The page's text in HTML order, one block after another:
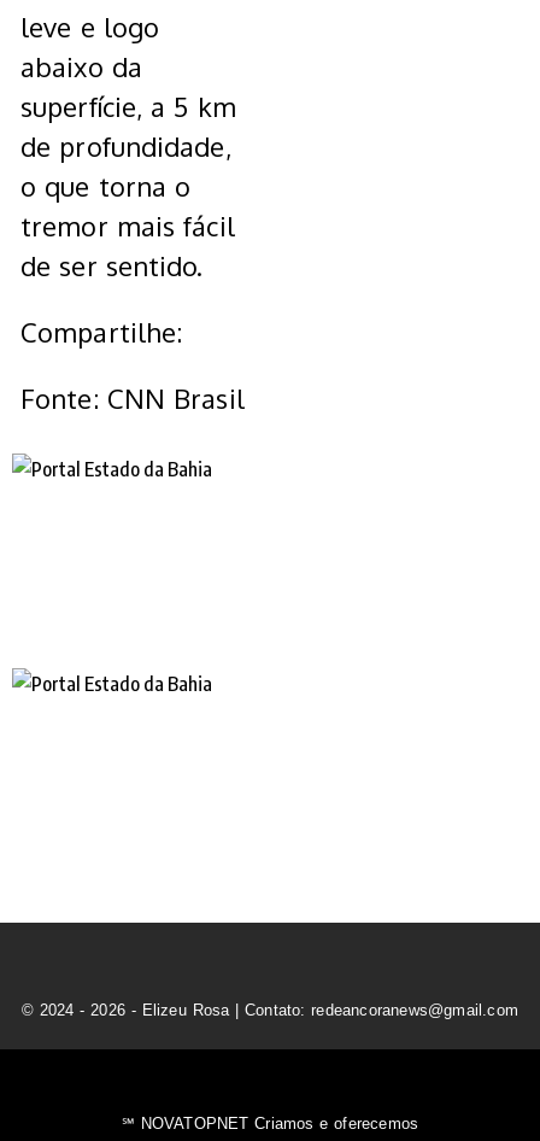
leve e logo
abaixo da
superfície, a 5 km
de profundidade,
o que torna o
tremor mais fácil
de ser sentido.
Compartilhe:
Fonte: CNN Brasil
© 2024 - 2026 - Elizeu Rosa | Contato: redeancoranews@gmail.com
℠ NOVATOPNET Criamos e oferecemos